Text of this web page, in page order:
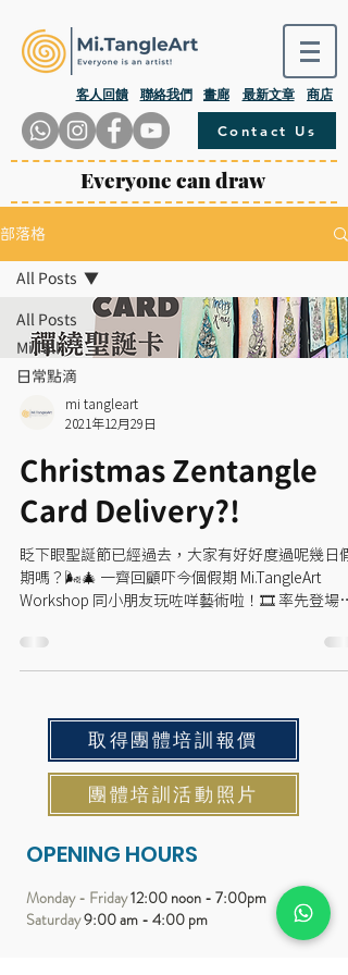
​客人回饋 畫廊
聯絡我們 最新文章 商店
Contact Us
Everyone can draw
部落格
All Posts
Mi.Talk
日常點滴
All Posts
mi tangleart
2021年12月29日
Christmas Zentangle
Card Delivery?!
眨下眼聖誕節已經過去，大家有好好度過呢幾日假
期嗎？🌬🎄 一齊回顧吓今個假期 Mi.TangleArt
Workshop 同小朋友玩咗咩藝術啦！🎞 率先登場嘅
今年有冇收到靚靚聖誕卡呀？...
取得團體培訓報價
團體培訓活動照片
OPENING HOURS
Monday - Friday12:00 noon - 7:00pm
Saturday9:00 am - 4:00 pm